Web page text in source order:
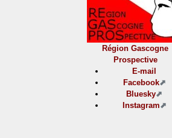
Région Gascogne
Prospective
E-mail
Facebook
Bluesky
Instagram